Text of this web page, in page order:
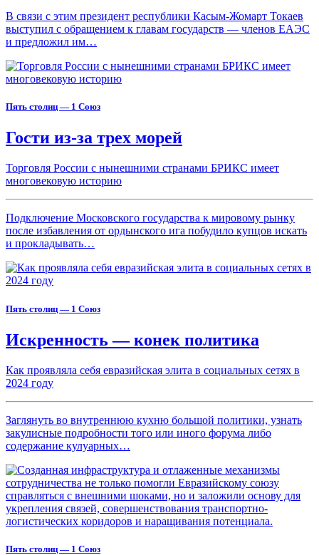
В связи с этим президент республики Касым-Жомарт Токаев
выступил с обращением к главам государств — членов ЕАЭС
и предложил им…
Пять столиц — 1 Союз
Гости из-за трех морей
Торговля России с нынешними странами БРИКС имеет
многовековую историю
Подключение Московского государства к мировому рынку
после избавления от ордынского ига побудило купцов искать
и прокладывать…
Пять столиц — 1 Союз
Искренность — конек политика
Как проявляла себя евразийская элита в социальных сетях в
2024 году
Заглянуть во внутреннюю кухню большой политики, узнать
закулисные подробности того или иного форума либо
содержание кулуарных…
Пять столиц — 1 Союз